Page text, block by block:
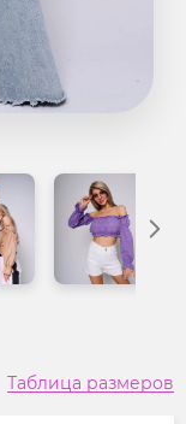
Таблица размеров